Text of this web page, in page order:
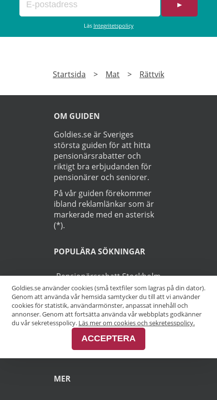
►
Läs Integritetspolicy
Startsida > Mat > Rättvik
OM GUIDEN
Goldies.se är Sveriges
största guiden för att hitta
pensionärsrabatter och
riktigt bra erbjudanden för
pensionärer och seniorer.
På vår guiden förekommer
ibland reklamlänkar som är
markerade med en asterisk
(*).
POPULÄRA SÖKNINGAR
Pensionärsrabatt Stockholm
Pensionärsrabatt Göteborg
Pensionärsrabatt Malmö
Pensionärsrabatt Skåne
MER
Goldies.se använder cookies (små textfiler som lagras på din dator).
Genom att använda vår hemsida samtycker du till att vi använder
cookies för statistik, användarmönster, anpassat innehåll och
annonser. Genom att fortsätta använda vår webbplats godkänner
du vår sekretesspolicy. Läs mer om cookies och sekretesspolicy.
ACCEPTERA